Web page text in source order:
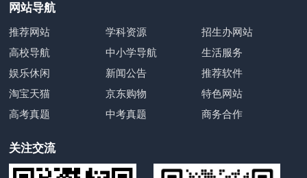
网站导航
推荐网站 学科资源
招生办网站
高校导航
中小学导航
生活服务
娱乐休闲
新闻公告
推荐软件
淘宝天猫
京东购物
特色网站
高考真题
中考真题 商务合作
关注交流